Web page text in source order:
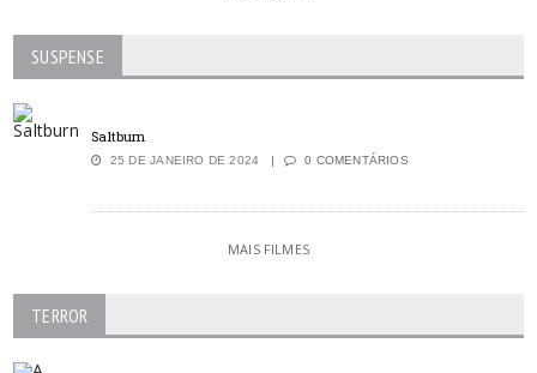
SUSPENSE
Saltburn
25 DE JANEIRO DE 2024 0 COMENTÁRIOS
MAIS FILMES
TERROR